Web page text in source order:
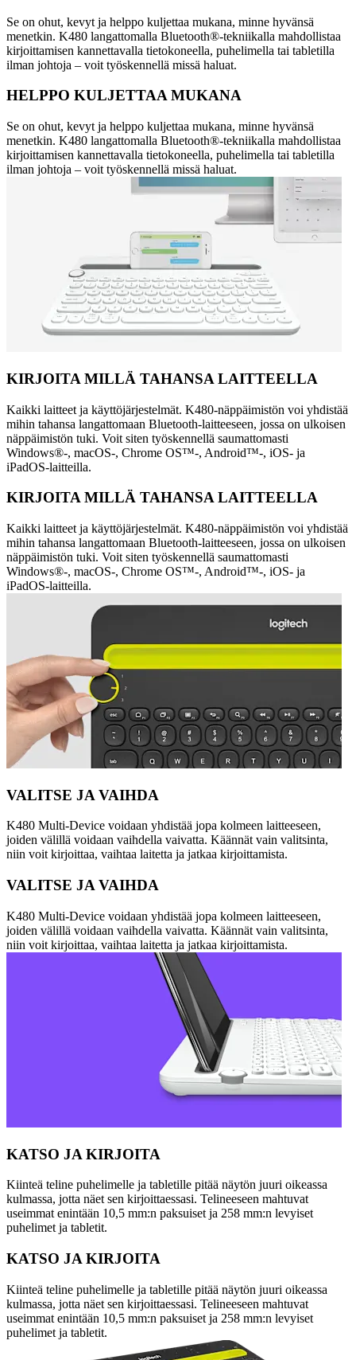
Se on ohut, kevyt ja helppo kuljettaa mukana, minne hyvänsä
menetkin. K480 langattomalla Bluetooth®-tekniikalla mahdollistaa
kirjoittamisen kannettavalla tietokoneella, puhelimella tai tabletilla
ilman johtoja – voit työskennellä missä haluat.
HELPPO KULJETTAA MUKANA
Se on ohut, kevyt ja helppo kuljettaa mukana, minne hyvänsä
menetkin. K480 langattomalla Bluetooth®-tekniikalla mahdollistaa
kirjoittamisen kannettavalla tietokoneella, puhelimella tai tabletilla
ilman johtoja – voit työskennellä missä haluat.
KIRJOITA MILLÄ TAHANSA LAITTEELLA
Kaikki laitteet ja käyttöjärjestelmät. K480-näppäimistön voi yhdistää
mihin tahansa langattomaan Bluetooth-laitteeseen, jossa on ulkoisen
näppäimistön tuki. Voit siten työskennellä saumattomasti
Windows®-, macOS-, Chrome OS™-, Android™-, iOS- ja
iPadOS-laitteilla.
KIRJOITA MILLÄ TAHANSA LAITTEELLA
Kaikki laitteet ja käyttöjärjestelmät. K480-näppäimistön voi yhdistää
mihin tahansa langattomaan Bluetooth-laitteeseen, jossa on ulkoisen
näppäimistön tuki. Voit siten työskennellä saumattomasti
Windows®-, macOS-, Chrome OS™-, Android™-, iOS- ja
iPadOS-laitteilla.
VALITSE JA VAIHDA
K480 Multi-Device voidaan yhdistää jopa kolmeen laitteeseen,
joiden välillä voidaan vaihdella vaivatta. Käännät vain valitsinta,
niin voit kirjoittaa, vaihtaa laitetta ja jatkaa kirjoittamista.
VALITSE JA VAIHDA
K480 Multi-Device voidaan yhdistää jopa kolmeen laitteeseen,
joiden välillä voidaan vaihdella vaivatta. Käännät vain valitsinta,
niin voit kirjoittaa, vaihtaa laitetta ja jatkaa kirjoittamista.
KATSO JA KIRJOITA
Kiinteä teline puhelimelle ja tabletille pitää näytön juuri oikeassa
kulmassa, jotta näet sen kirjoittaessasi. Telineeseen mahtuvat
useimmat enintään 10,5 mm:n paksuiset ja 258 mm:n levyiset
puhelimet ja tabletit.
KATSO JA KIRJOITA
Kiinteä teline puhelimelle ja tabletille pitää näytön juuri oikeassa
kulmassa, jotta näet sen kirjoittaessasi. Telineeseen mahtuvat
useimmat enintään 10,5 mm:n paksuiset ja 258 mm:n levyiset
puhelimet ja tabletit.